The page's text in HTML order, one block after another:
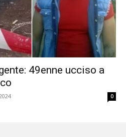
49enne ucciso a
0